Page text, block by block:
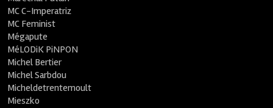
MC C-Imperatriz
MC Feminist
Mégapute
MéLODiK PiNPON
Michel Bertier
Michel Sarbdou
Micheldetrentemoult
Mieszko